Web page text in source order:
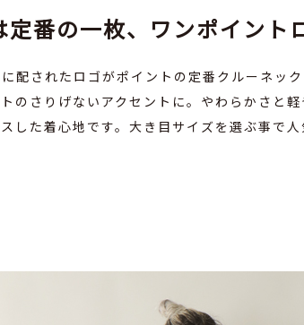
定番の一枚、ワンポイント
配されたロゴがポイントの定番クルーネッ
のさりげないアクセントに。やわらかさと
した着心地です。大き目サイズを選ぶ事で